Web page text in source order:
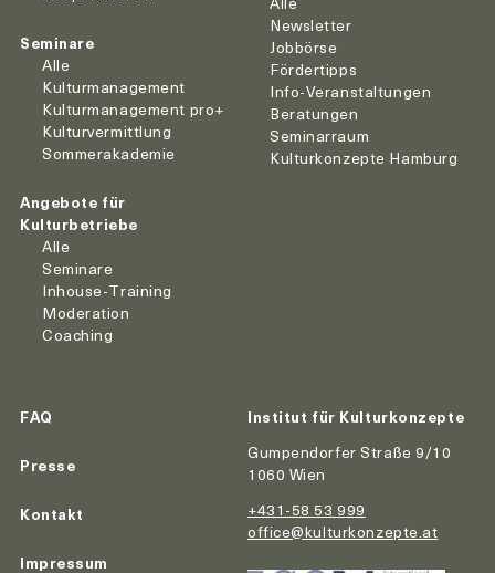
Seminare
Alle
Kulturmanagement
Kulturmanagement pro+
Kulturvermittlung
Sommerakademie
Angebote für
Kulturbetriebe
Alle
Seminare
Inhouse-Training
Moderation
Coaching
Newsletter
Jobbörse
Fördertipps
Info-Veranstaltungen
Beratungen
Seminarraum
Kulturkonzepte Hamburg
FAQ
Presse
Kontakt
Impressum
Institut für Kulturkonzepte
Gumpendorfer Straße 9/10
1060 Wien
+431-58 53 999
office@kulturkonzepte.at